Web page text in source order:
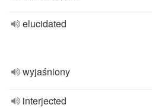
elucidated
wyjaśniony
interjected